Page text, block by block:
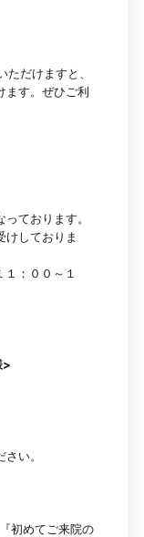
だけますと、
ます。ぜひご利
ております。
けしておりま
：００～１
>
い。
初めてご来院の